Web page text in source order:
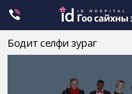
Бодит селфи зураг